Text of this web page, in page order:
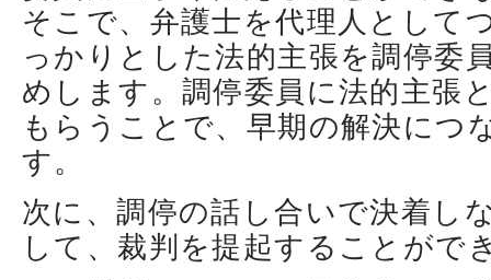
そこで、弁護士を代理人として
っかりとした法的主張を調停委
めします。調停委員に法的主張
もらうことで、早期の解決につ
す。
次に、調停の話し合いで決着し
して、裁判を提起することがで